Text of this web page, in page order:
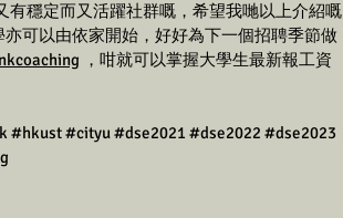
穩定而又活躍社群嘅，希望我哋以上介紹嘅
可以由依家開始，好好為下一個招聘季節做
，咁就可以掌握大學生最新報工資
#hkust#cityu#dse2021 #dse2022 #dse2023